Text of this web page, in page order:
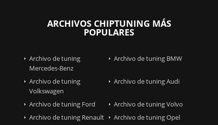
ARCHIVOS CHIPTUNING MÁS
POPULARES
Archivo de tuning
Mercedes-Benz
Archivo de tuning BMW
Archivo de tuning
Volkswagen
Archivo de tuning Audi
Archivo de tuning Ford
Archivo de tuning Volvo
Archivo de tuning Renault
Archivo de tuning Opel